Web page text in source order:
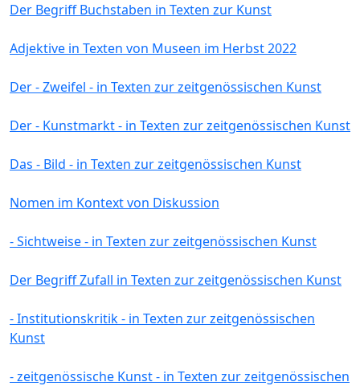
Der Begriff Buchstaben in Texten zur Kunst
Adjektive in Texten von Museen im Herbst 2022
Der - Zweifel - in Texten zur zeitgenössischen Kunst
Der - Kunstmarkt - in Texten zur zeitgenössischen Kunst
Das - Bild - in Texten zur zeitgenössischen Kunst
Nomen im Kontext von Diskussion
- Sichtweise - in Texten zur zeitgenössischen Kunst
Der Begriff Zufall in Texten zur zeitgenössischen Kunst
- Institutionskritik - in Texten zur zeitgenössischen
Kunst
- zeitgenössische Kunst - in Texten zur zeitgenössischen